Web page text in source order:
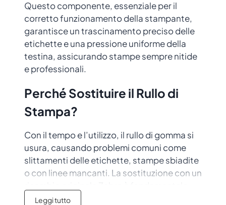
Questo componente, essenziale per il
corretto funzionamento della stampante,
garantisce un trascinamento preciso delle
etichette e una pressione uniforme della
testina, assicurando stampe sempre nitide
e professionali.
Perché Sostituire il Rullo di
Stampa?
Con il tempo e l’utilizzo, il rullo di gomma si
usura, causando problemi comuni come
slittamenti delle etichette, stampe sbiadite
o con linee mancanti. La sostituzione con un
per:Leggi tutto